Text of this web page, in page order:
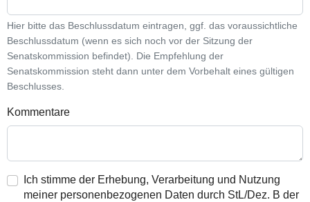
Hier bitte das Beschlussdatum eintragen, ggf. das voraussichtliche
Beschlussdatum (wenn es sich noch vor der Sitzung der
Senatskommission befindet). Die Empfehlung der
Senatskommission steht dann unter dem Vorbehalt eines gültigen
Beschlusses.
Kommentare
Ich stimme der Erhebung, Verarbeitung und Nutzung
meiner personenbezogenen Daten durch StL/Dez. B der